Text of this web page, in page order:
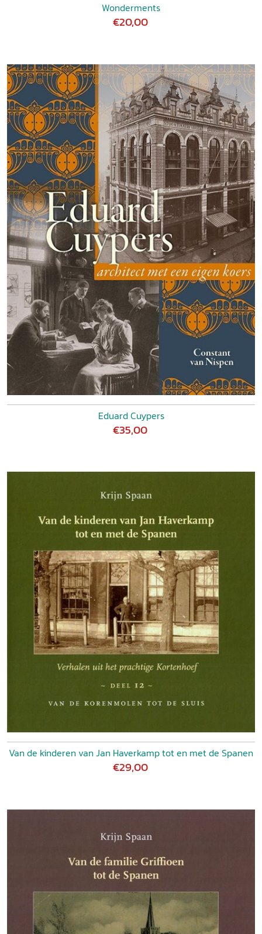
Wonderments
€20,00
Eduard Cuypers
€35,00
Van de kinderen van Jan Haverkamp tot en met de Spanen
€29,00